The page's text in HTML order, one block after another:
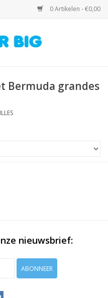
0 Artikelen - €0,00
Bermuda grandes
nieuwsbrief:
ABONNEER